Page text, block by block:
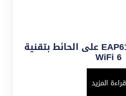
أكسس بوينت EAP615 على الحائط بتقنية
WiFi 6
قراءة المزيد